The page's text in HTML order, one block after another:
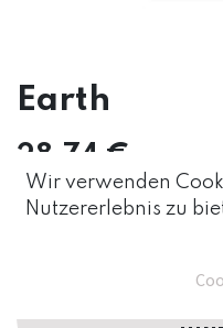
Earth
28,74 €
Wir verwenden
Nutzererlebnis zu